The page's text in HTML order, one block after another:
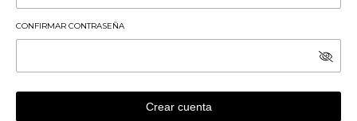
CONFIRMAR CONTRASEÑA
Crear cuenta